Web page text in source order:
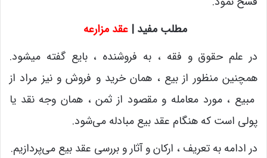
مطلب مفید |عقد مزارعه
در علم حقوق و فقه ، به فروشنده ، بایع گفته میشود.
همچنین منظور از بیع ، همان خرید و فروش و نیز مراد از
مبیع ، مورد معامله و مقصود از ثمن ، همان وجه نقد یا
پولی است که هنگام عقد بیع مبادله می‌شود.
در ادامه به تعریف ، ارکان و آثار و بررسی عقد بیع می‌پردازیم.